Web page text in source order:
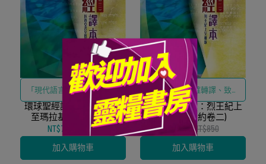
「現代語言精確轉譯、致力
呈現舊約原意與文學脈絡」
環球聖經譯本：以賽亞書
至瑪拉基書(舊約卷三)
NT$765
NT$850
加入購物車
「現代語言精確轉譯、致力
呈現舊約原意與文學脈絡」
環球聖經譯本：烈王紀上
至雅歌(舊約卷二)
NT$765NT$850
加入購物車